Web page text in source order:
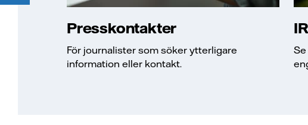
Presskontakter
För journalister som söker ytterligare
information eller kontakt.